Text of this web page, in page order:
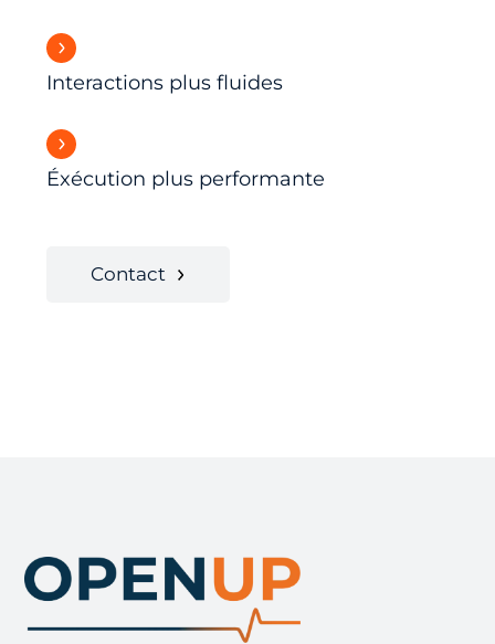
Interactions plus fluides
Éxécution plus performante
Contact